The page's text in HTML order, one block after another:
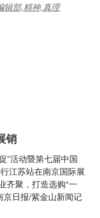
辑部,精神,真理
销
”活动暨第七届中国
江苏站在南京国际展
齐聚，打造选购“一
京日报/紫金山新闻记